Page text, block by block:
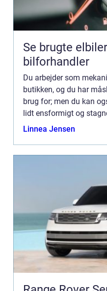
Se brugte
bilforhandler
Du arbejder som
butikken, og du har
brug for; men du kan
lidt ensformigt og
godt tænke dig en
Linnea Jensen